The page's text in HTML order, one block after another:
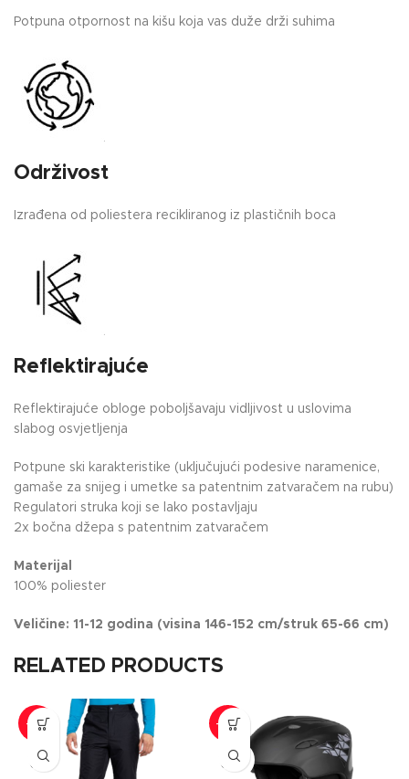
Potpuna otpornost na kišu koja vas duže drži suhima
Održivost
Izrađena od poliestera recikliranog iz plastičnih boca
Reflektirajuće
Reflektirajuće obloge poboljšavaju vidljivost u uslovima
slabog osvjetljenja
Potpune ski karakteristike (uključujući podesive naramenice,
gamaše za snijeg i umetke sa patentnim zatvaračem na rubu)
Regulatori struka koji se lako postavljaju
2x bočna džepa s patentnim zatvaračem
Materijal
100% poliester
Veličine: 11-12 godina (visina 146-152 cm/struk 65-66 cm)
RELATED PRODUCTS
-17%
SOLD
OUT
-22%
SOLD
OUT